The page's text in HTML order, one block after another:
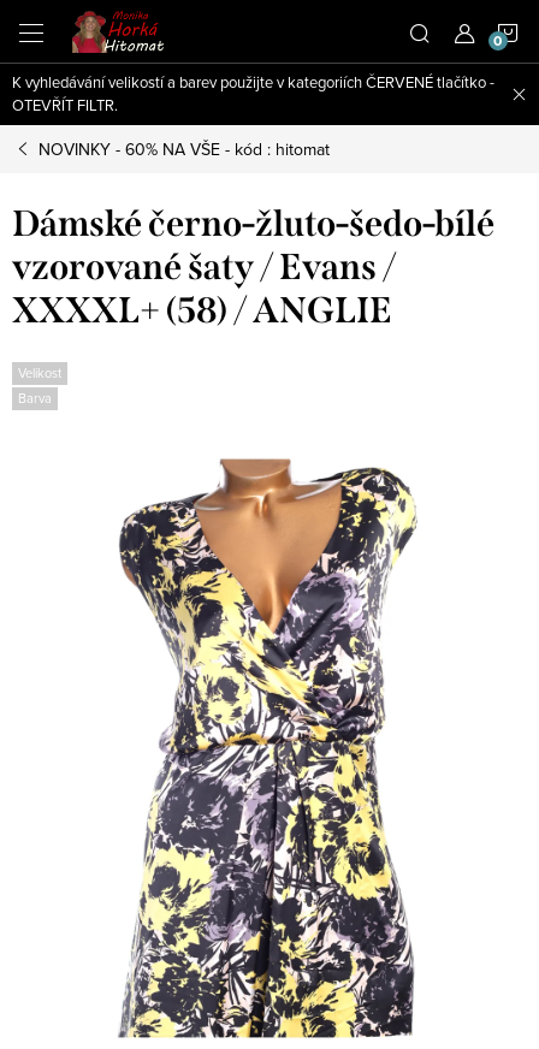
obsah
K vyhledávání velikostí a barev použijte v kategoriích ČERVENÉ tlačítko -
OTEVŘÍT FILTR.
NOVINKY - 60% NA VŠE - kód : hitomat
Dámské černo-žluto-šedo-bílé
vzorované šaty / Evans /
XXXXL+ (58) / ANGLIE
Velikost
Barva